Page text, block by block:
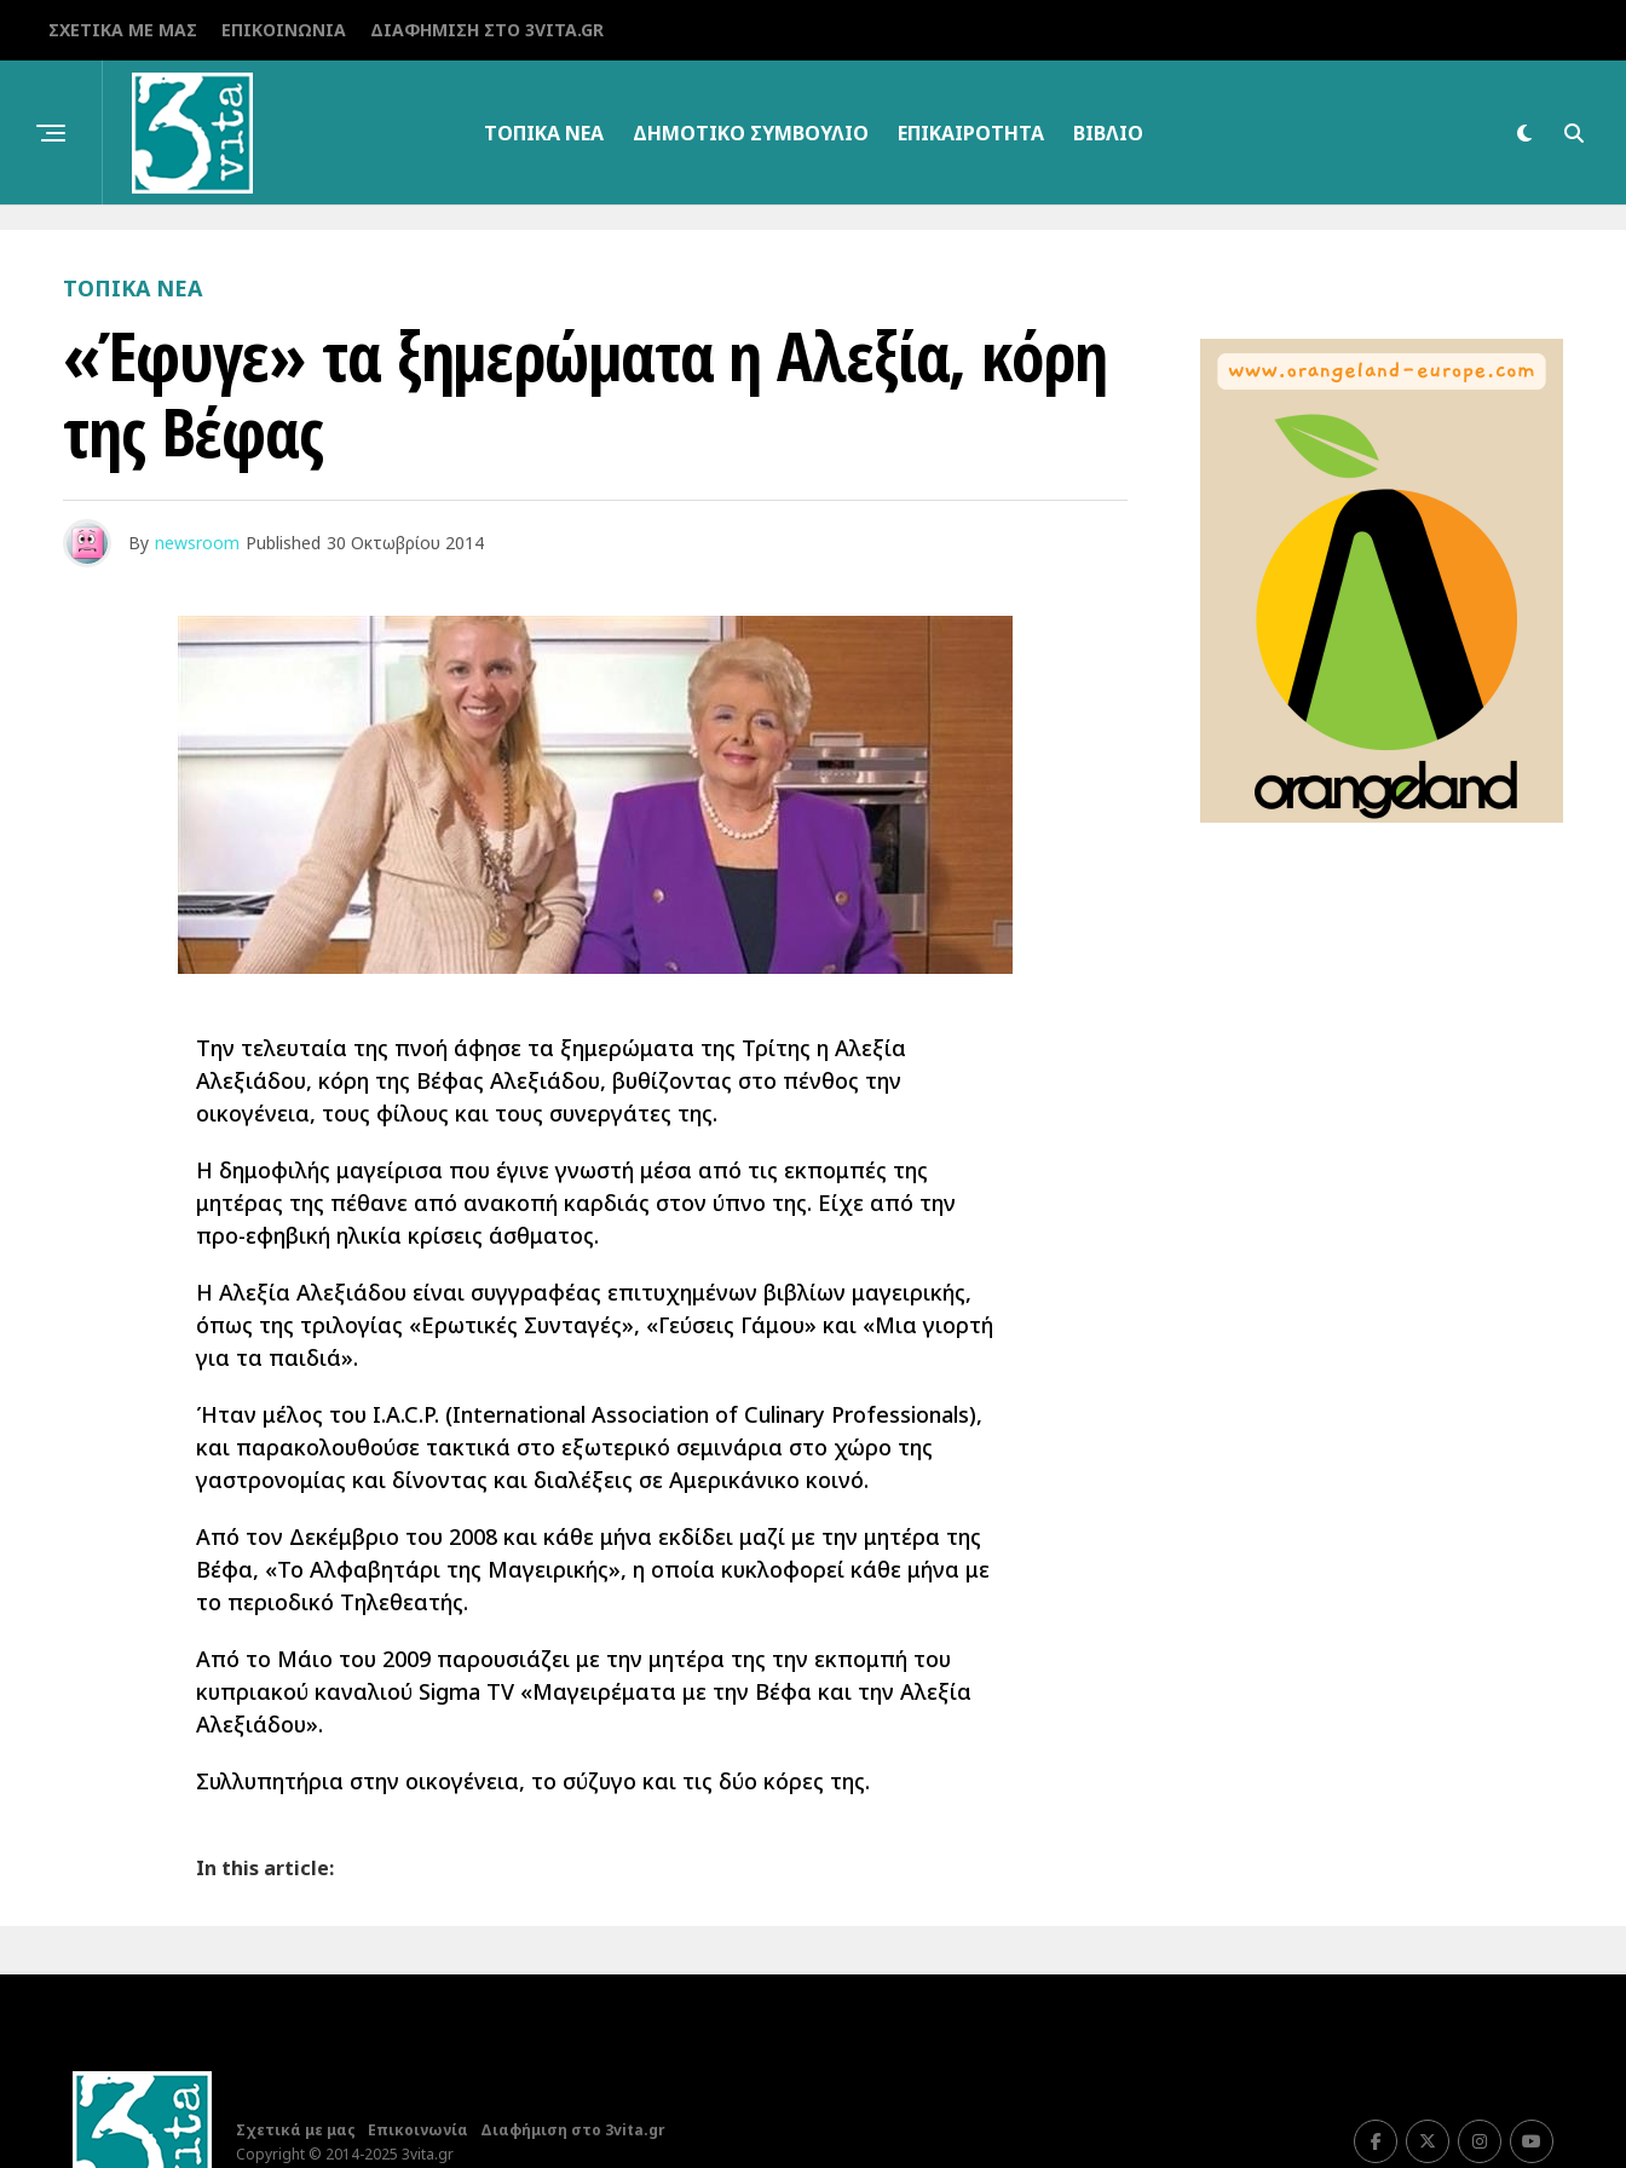
ΣΧΕΤΙΚΆ ΜΕ ΜΑΣ ΕΠΙΚΟΙΝΩΝΊΑ ΔΙΑΦΉΜΙΣΗ ΣΤΟ 3VITA.GR
ΤΟΠΙΚΑ ΝΕΑ ΔΗΜΟΤΙΚΌ ΣΥΜΒΟΎΛΙΟ ΕΠΙΚΑΙΡΌΤΗΤΑ ΒΙΒΛΊΟ
ΤΟΠΙΚΑ ΝΕΑ
«Έφυγε» τα ξημερώματα η Αλεξία, κόρη
της Βέφας
By newsroom Published 30 Οκτωβρίου 2014
Την τελευταία της πνοή άφησε τα ξημερώματα της Τρίτης η Αλεξία
Αλεξιάδου, κόρη της Βέφας Αλεξιάδου, βυθίζοντας στο πένθος την
οικογένεια, τους φίλους και τους συνεργάτες της.
Η δημοφιλής μαγείρισα που έγινε γνωστή μέσα από τις εκπομπές της
μητέρας της πέθανε από ανακοπή καρδιάς στον ύπνο της. Είχε από την
προ-εφηβική ηλικία κρίσεις άσθματος.
Η Αλεξία Αλεξιάδου είναι συγγραφέας επιτυχημένων βιβλίων μαγειρικής,
όπως της τριλογίας «Ερωτικές Συνταγές», «Γεύσεις Γάμου» και «Μια γιορτή
για τα παιδιά».
Ήταν μέλος του I.A.C.P. (International Association of Culinary Professionals),
και παρακολουθούσε τακτικά στο εξωτερικό σεμινάρια στο χώρο της
γαστρονομίας και δίνοντας και διαλέξεις σε Αμερικάνικο κοινό.
Από τον Δεκέμβριο του 2008 και κάθε μήνα εκδίδει μαζί με την μητέρα της
Βέφα, «Το Αλφαβητάρι της Μαγειρικής», η οποία κυκλοφορεί κάθε μήνα με
το περιοδικό Τηλεθεατής.
Από το Μάιο του 2009 παρουσιάζει με την μητέρα της την εκπομπή του
κυπριακού καναλιού Sigma TV «Μαγειρέματα με την Βέφα και την Αλεξία
Αλεξιάδου».
Συλλυπητήρια στην οικογένεια, το σύζυγο και τις δύο κόρες της.
In this article:
Σχετικά με μας Επικοινωνία
Διαφήμιση στο 3vita.gr
Copyright © 2014-2025 3vita.gr